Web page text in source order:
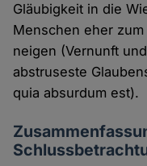
Gläubigkeit in die
Menschen eher
neigen (Vernunft
abstruseste
quia absurdum est).